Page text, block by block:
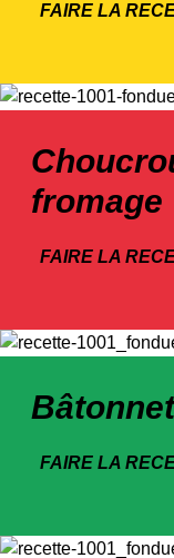
FAIRE LA
fromage
FAIRE LA
FAIRE LA